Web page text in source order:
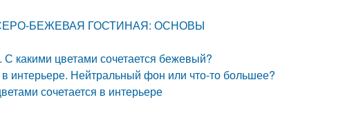
СЕРО-БЕЖЕВАЯ ГОСТИНАЯ: ОСНОВЫ
какими цветами сочетается бежевый?
интерьере. Нейтральный фон или что-то большее?
сочетается в интерьере